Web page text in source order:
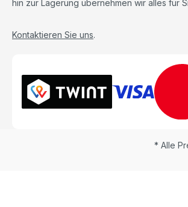
hin zur Lagerung übernehmen wir alles für
Kontaktieren Sie uns.
* Alle